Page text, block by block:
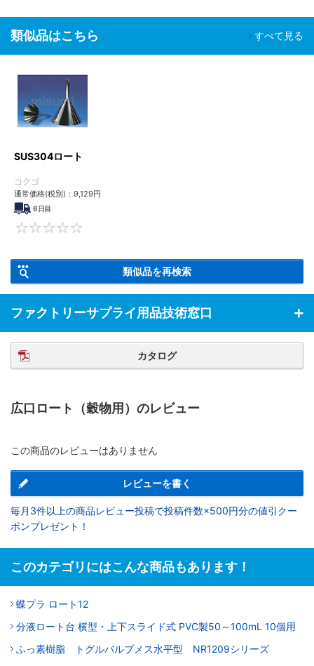
類似品はこちら すべて見る
SUS304ロート
コクゴ
通常価格(税別)： 9,129円
6日目
類似品を再検索
ファクトリーサプライ用品技術窓口
カタログ
広口ロート（穀物用）のレビュー
この商品のレビューはありません
レビューを書く
毎月3件以上の商品レビュー投稿で投稿件数×500円分の値引クー
ポンプレゼント！
このカテゴリにはこんな商品もあります！
蝶プラ ロート12
分液ロート台 横型・上下スライド式 PVC製50～100mL 10個用
ふっ素樹脂 トグルバルブメス水平型 NR1209シリーズ